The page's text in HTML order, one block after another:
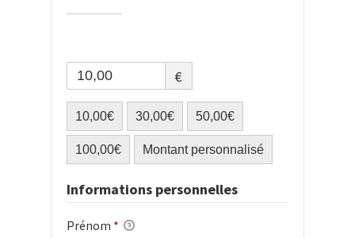
€
10,00€ 30,00€ 50,00€
100,00€ Montant personnalisé
Informations personnelles
Prénom *